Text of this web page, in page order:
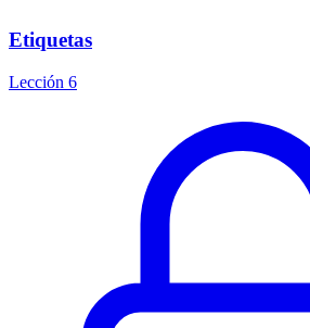
Etiquetas
Lección 6